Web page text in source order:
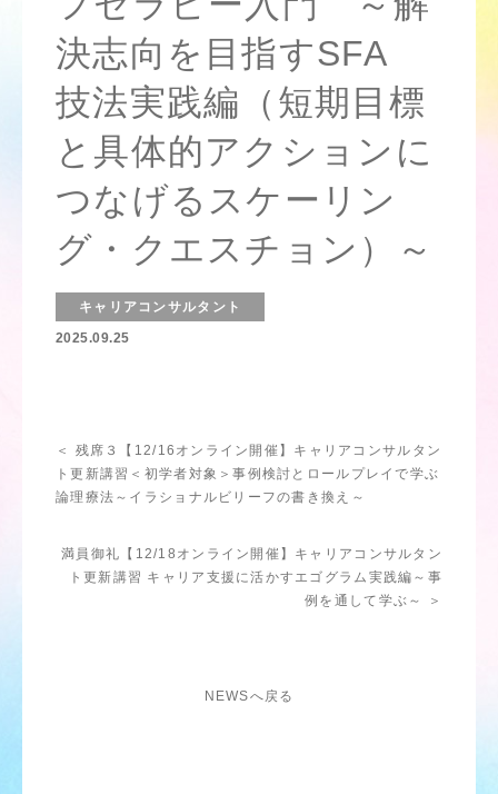
決志向を目指すSFA
技法実践編（短期目標
と具体的アクションに
つなげるスケーリン
グ・クエスチョン）～
キャリアコンサルタント
2025.09.25
＜ 残席３【12/16オンライン開催】キャリアコンサルタン
ト更新講習＜初学者対象＞事例検討とロールプレイで学ぶ
論理療法～イラショナルビリーフの書き換え～
満員御礼【12/18オンライン開催】キャリアコンサルタン
ト更新講習 キャリア支援に活かすエゴグラム実践編～事
例を通して学ぶ～ ＞
NEWSへ戻る